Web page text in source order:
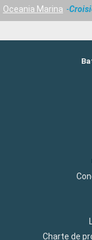
Oceania Marina
Charte de